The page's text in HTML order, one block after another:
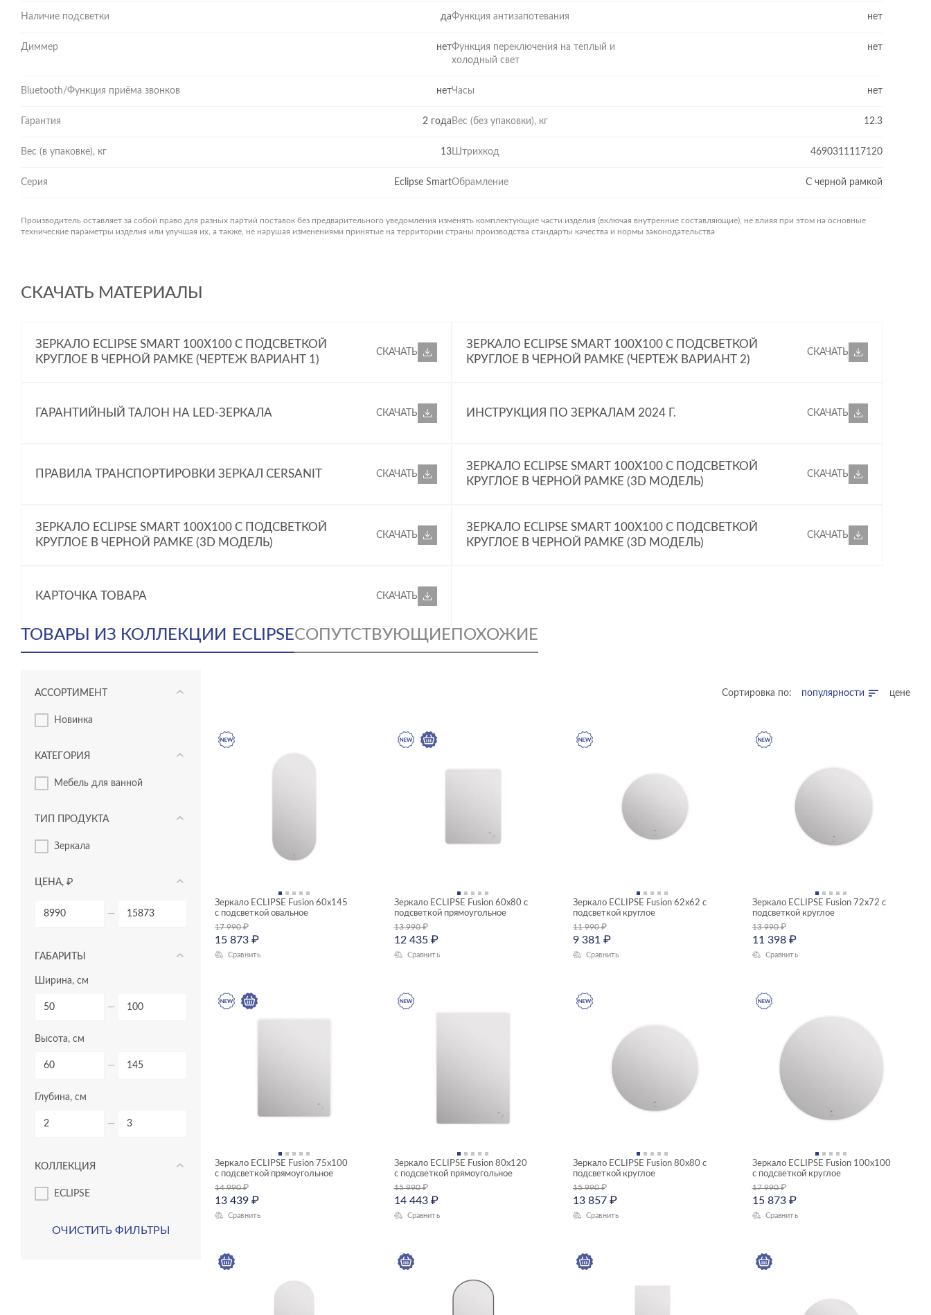
Наличие подсветки даФункция антизапотевания нет
Диммер нетФункция переключения на теплый и
холодный cвет
нет
Bluetooth/Функция приёма звонков нетЧасы нет
Гарантия 2 года Вес (без упаковки), кг 12.3
Вес (в упаковке), кг 13Штрихкод 4690311117120
Серия Eclipse SmartОбрамление С черной рамкой
Производитель оставляет за собой право для разных партий поставок без предварительного уведомления изменять комплектующие части изделия (включая внутренние составляющие), не влияя при этом на основные
технические параметры изделия или улучшая их, а также, не нарушая изменениями принятые на территории страны производства стандарты качества и нормы законодательства
СКАЧАТЬ МАТЕРИАЛЫ
ЗЕРКАЛО ECLIPSE SMART 100X100 С ПОДСВЕТКОЙ
КРУГЛОЕ В ЧЕРНОЙ РАМКЕ (ЧЕРТЕЖ ВАРИАНТ 1)
СКАЧАТЬ
ЗЕРКАЛО ECLIPSE SMART 100X100 С ПОДСВЕТКОЙ
КРУГЛОЕ В ЧЕРНОЙ РАМКЕ (ЧЕРТЕЖ ВАРИАНТ 2)
СКАЧАТЬ
ГАРАНТИЙНЫЙ ТАЛОН НА LED-ЗЕРКАЛА СКАЧАТЬ ИНСТРУКЦИЯ ПО ЗЕРКАЛАМ 2024 Г. СКАЧАТЬ
ПРАВИЛА ТРАНСПОРТИРОВКИ ЗЕРКАЛ CERSANIT СКАЧАТЬ
ЗЕРКАЛО ECLIPSE SMART 100X100 С ПОДСВЕТКОЙ
КРУГЛОЕ В ЧЕРНОЙ РАМКЕ (3D МОДЕЛЬ)
СКАЧАТЬ
ЗЕРКАЛО ECLIPSE SMART 100X100 С ПОДСВЕТКОЙ
КРУГЛОЕ В ЧЕРНОЙ РАМКЕ (3D МОДЕЛЬ)
СКАЧАТЬ
ЗЕРКАЛО ECLIPSE SMART 100X100 С ПОДСВЕТКОЙ
КРУГЛОЕ В ЧЕРНОЙ РАМКЕ (3D МОДЕЛЬ)
СКАЧАТЬ
КАРТОЧКА ТОВАРА СКАЧАТЬ
ТОВАРЫ ИЗ КОЛЛЕКЦИИ ECLIPSEСОПУТСТВУЮЩИЕ ПОХОЖИЕ
АССОРТИМЕНТ
новинка
КАТЕГОРИЯ
мебель для ванной
ТИП ПРОДУКТА
зеркала
ЦЕНА, ₽
—
ГАБАРИТЫ
Ширина, см
—
Высота, см
—
Глубина, см
—
КОЛЛЕКЦИЯ
ECLIPSE
ОЧИСТИТЬ ФИЛЬТРЫ
Сортировка по: популярности цене
Зеркало ECLIPSE Fusion 60x145
с подсветкой овальное
17 990₽
15 873 ₽
Сравнить
Зеркало ECLIPSE Fusion 60x80 с
подсветкой прямоугольное
13 990₽
12 435 ₽
Сравнить
Зеркало ECLIPSE Fusion 62x62 с
подсветкой круглое
11 990₽
9 381 ₽
Сравнить
Зеркало ECLIPSE Fusion 72x72 с
подсветкой круглое
13 990₽
11 398 ₽
Сравнить
Зеркало ECLIPSE Fusion 75x100
с подсветкой прямоугольное
14 990₽
13 439 ₽
Сравнить
Зеркало ECLIPSE Fusion 80x120
с подсветкой прямоугольное
15 990₽
14 443 ₽
Сравнить
Зеркало ECLIPSE Fusion 80x80 с
подсветкой круглое
15 990₽
13 857 ₽
Сравнить
Зеркало ECLIPSE Fusion 100x100
с подсветкой круглое
17 990₽
15 873 ₽
Сравнить